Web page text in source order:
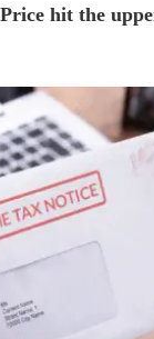
hit the